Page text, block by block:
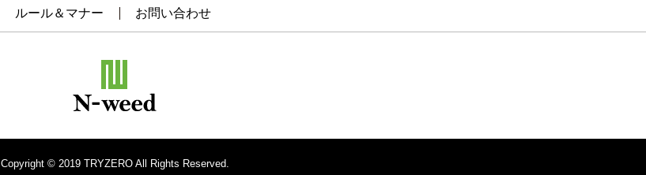
ルール＆マナー お問い合わせ
Copyright © 2019 TRYZERO All Rights Reserved.